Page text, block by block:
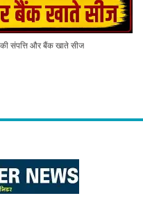
की संपत्ति और बैंक खाते सीज